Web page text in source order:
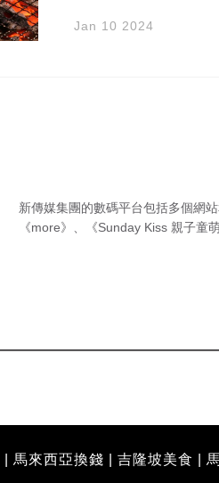
Jan 10 2024
新傳媒集團的數碼平台包括多個網
《more》
《Sunday Kiss 親子童萌
馬來西亞換錢 吉隆坡美食